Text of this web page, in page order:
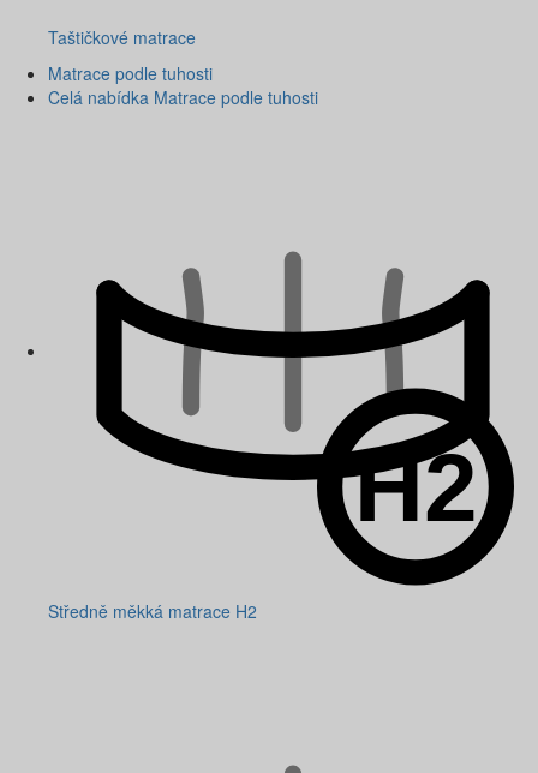
Taštičkové matrace
Matrace podle tuhosti
Celá nabídka Matrace podle tuhosti
Středně měkká matrace H2